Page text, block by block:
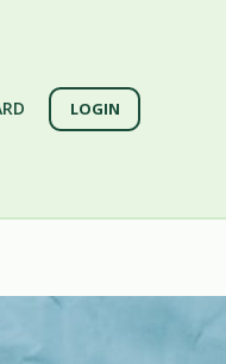
LOGIN